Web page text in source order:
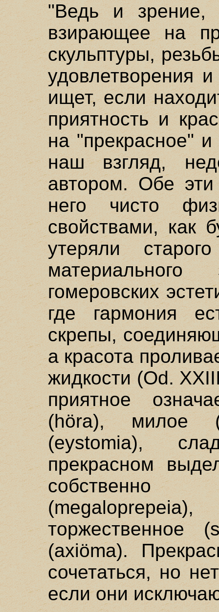
"Ведь и
взирающее на
скульптуры,
удовлетворения
ищет, если
приятность и
на "прекрасное"
наш взгляд,
автором. Обе
него чисто
свойствами, как
утеряли
материального
гомеровских
где гармония
скрепы,
а красота
жидкости (Od.
приятное
(höra), милое
(eystomia),
прекрасном
торжественное
(axiöma).
сочетаться, но
если они